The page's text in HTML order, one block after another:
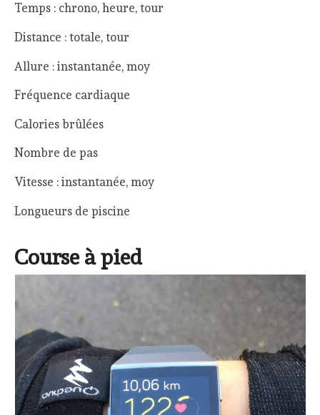
Temps : chrono, heure, tour
Distance : totale, tour
Allure : instantanée, moy
Fréquence cardiaque
Calories brûlées
Nombre de pas
Vitesse : instantanée, moy
Longueurs de piscine
Course à pied